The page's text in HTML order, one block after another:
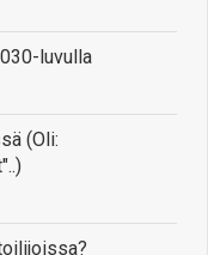
luvulla
(Oli: